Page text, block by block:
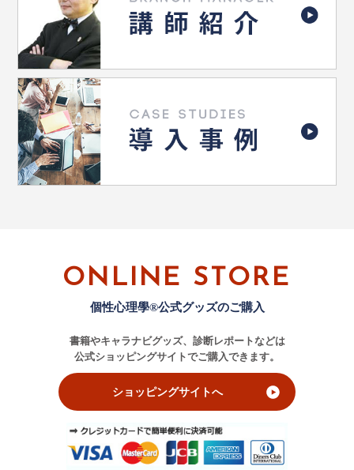
ONLINE STORE
個性心理學®公式グッズのご購入
書籍やキャラナビグッズ、診断レポートなどは
公式ショッピングサイトでご購入できます。
ショッピングサイトへ